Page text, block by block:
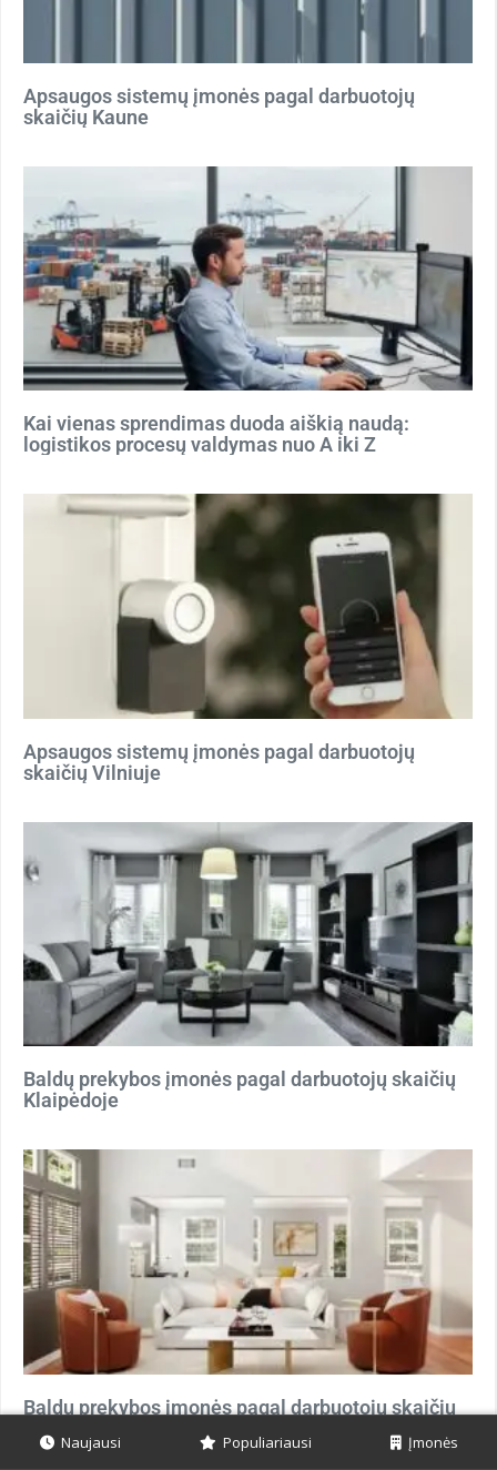
Apsaugos sistemų įmonės pagal darbuotojų
skaičių Kaune
Kai vienas sprendimas duoda aiškią naudą:
logistikos procesų valdymas nuo A iki Z
Apsaugos sistemų įmonės pagal darbuotojų
skaičių Vilniuje
Baldų prekybos įmonės pagal darbuotojų skaičių
Klaipėdoje
Baldų prekybos įmonės pagal darbuotojų skaičių
Naujausi Populiariausi Įmonės